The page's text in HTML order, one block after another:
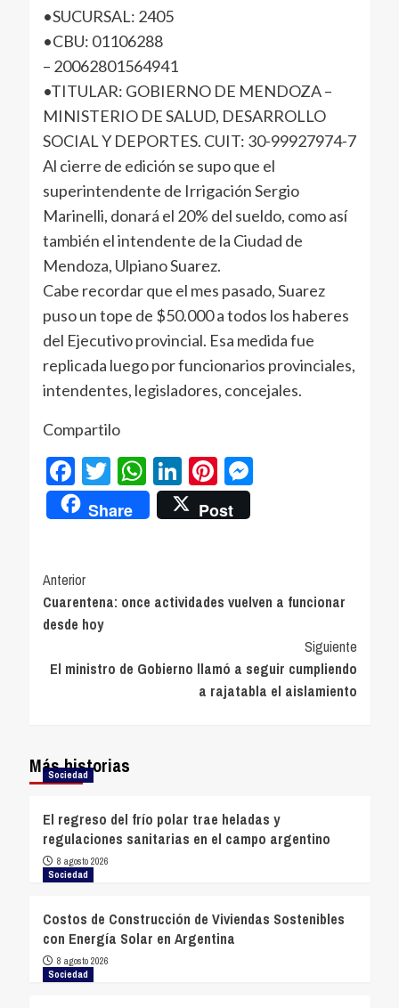
•SUCURSAL: 2405
•CBU: 01106288
– 20062801564941
•TITULAR: GOBIERNO DE MENDOZA –
MINISTERIO DE SALUD, DESARROLLO
SOCIAL Y DEPORTES. CUIT: 30-99927974-7
Al cierre de edición se supo que el
superintendente de Irrigación Sergio
Marinelli, donará el 20% del sueldo, como así
también el intendente de la Ciudad de
Mendoza, Ulpiano Suarez.
Cabe recordar que el mes pasado, Suarez
puso un tope de $50.000 a todos los haberes
del Ejecutivo provincial. Esa medida fue
replicada luego por funcionarios provinciales,
intendentes, legisladores, concejales.
Compartilo
Facebook
Twitter
WhatsApp
LinkedIn
Pinterest
Messenger
Share Post
Navegación
de
entradas
Anterior
Cuarentena: once actividades vuelven a funcionar
desde hoy
Siguiente
El ministro de Gobierno llamó a seguir cumpliendo
a rajatabla el aislamiento
Más historias
Sociedad
El regreso del frío polar trae heladas y
regulaciones sanitarias en el campo argentino
8 agosto 2026
Sociedad
Costos de Construcción de Viviendas Sostenibles
con Energía Solar en Argentina
8 agosto 2026
Sociedad